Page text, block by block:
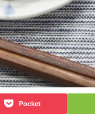
Pocket